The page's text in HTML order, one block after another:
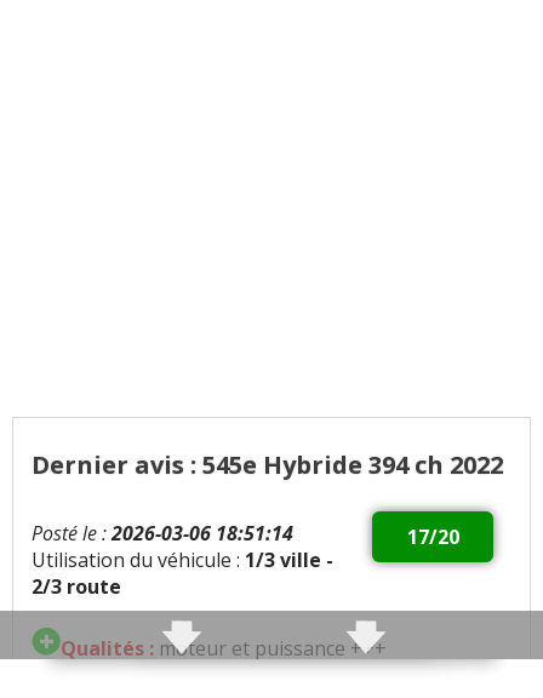
Dernier avis : 545e Hybride 394 ch 2022
17/20
Posté le :2026-03-06 18:51:14
Utilisation du véhicule : 1/3 ville -
2/3 route
Qualités : moteur et puissance +++
confort